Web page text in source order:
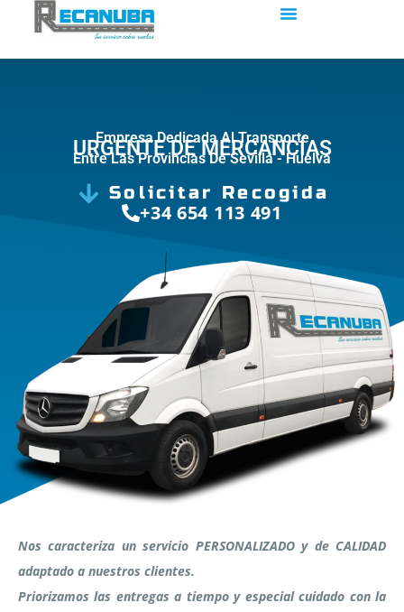
Empresa Dedicada Al Transporte
URGENTE DE MERCANCÍAS
Entre Las Provincias De Sevilla - Huelva
Solicitar Recogida
+34 654 113 491
Nos caracteriza un servicio PERSONALIZADO y de CALIDAD
adaptado a nuestros clientes.
Priorizamos las entregas a tiempo y especial cuidado con la